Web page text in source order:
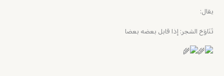
يقال:
تَنَاوَحَ الشجر: إذا قابل بعضه بعضا